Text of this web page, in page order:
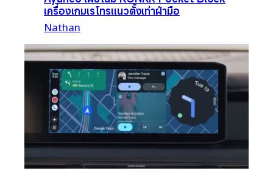
เครื่องเกมเรโทรแนวตั้งเท่าฝ่ามือ
Nathan